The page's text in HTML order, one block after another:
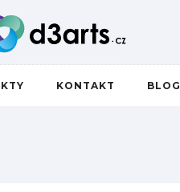
KONTAKT BLOG